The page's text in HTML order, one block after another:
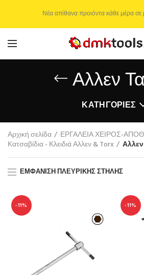
Αλλεν
ΚΑΤΗΓΟΡΊΕΣ
Αρχική σελίδα
ΕΡΓΑΛΕΙΑ ΧΕΙΡΟΣ-
Κατσαβίδια - Κλειδιά Αλλεν & Torx
ΕΜΦΆΝΙΣΗ ΠΛΕΥΡΙΚΉΣ ΣΤΉΛΗΣ
-11% -11%
Νέα απίθανα προιόντα κάθε μέρα σε